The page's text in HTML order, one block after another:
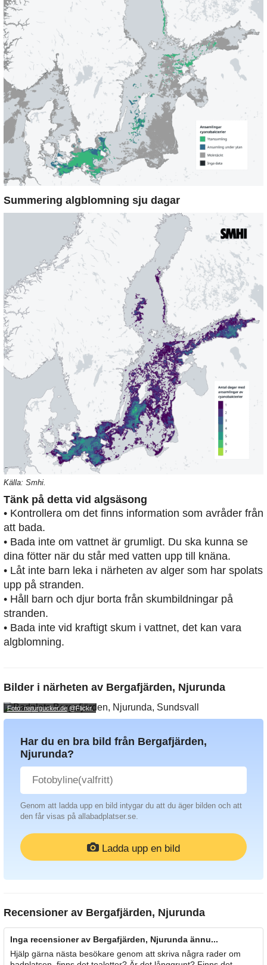
Summering algblomning sju dagar
Källa: Smhi.
Tänk på detta vid algsäsong
• Kontrollera om det finns information som avråder från
att bada.
• Bada inte om vattnet är grumligt. Du ska kunna se
dina fötter när du står med vatten upp till knäna.
• Låt inte barn leka i närheten av alger som har spolats
upp på stranden.
• Håll barn och djur borta från skumbildningar på
stranden.
• Bada inte vid kraftigt skum i vattnet, det kan vara
algblomning.
Bilder i närheten av Bergafjärden, Njurunda
Foto: naturgucker.de@Flickr.
Har du en bra bild från Bergafjärden,
Njurunda?
Genom att ladda upp en bild intygar du att du äger bilden och att
den får visas på allabadplatser.se.
Ladda upp en bild
Recensioner av Bergafjärden, Njurunda
Inga recensioner av Bergafjärden, Njurunda ännu...
Hjälp gärna nästa besökare genom att skriva några rader om